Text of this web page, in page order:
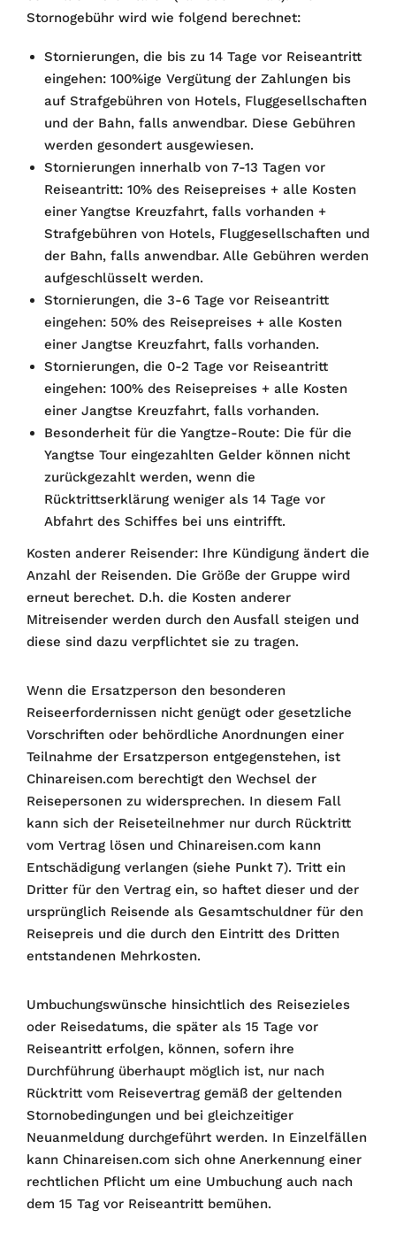
Stornogebühr wird wie folgend berechnet:
Stornierungen, die bis zu 14 Tage vor Reiseantritt
eingehen: 100%ige Vergütung der Zahlungen bis
auf Strafgebühren von Hotels, Fluggesellschaften
und der Bahn, falls anwendbar. Diese Gebühren
werden gesondert ausgewiesen.
Stornierungen innerhalb von 7-13 Tagen vor
Reiseantritt: 10% des Reisepreises + alle Kosten
einer Yangtse Kreuzfahrt, falls vorhanden +
Strafgebühren von Hotels, Fluggesellschaften und
der Bahn, falls anwendbar. Alle Gebühren werden
aufgeschlüsselt werden.
Stornierungen, die 3-6 Tage vor Reiseantritt
eingehen: 50% des Reisepreises + alle Kosten
einer Jangtse Kreuzfahrt, falls vorhanden.
Stornierungen, die 0-2 Tage vor Reiseantritt
eingehen: 100% des Reisepreises + alle Kosten
einer Jangtse Kreuzfahrt, falls vorhanden.
Besonderheit für die Yangtze-Route: Die für die
Yangtse Tour eingezahlten Gelder können nicht
zurückgezahlt werden, wenn die
Rücktrittserklärung weniger als 14 Tage vor
Abfahrt des Schiffes bei uns eintrifft.
Kosten anderer Reisender: Ihre Kündigung ändert die
Anzahl der Reisenden. Die Größe der Gruppe wird
erneut berechet. D.h. die Kosten anderer
Mitreisender werden durch den Ausfall steigen und
diese sind dazu verpflichtet sie zu tragen.
Wenn die Ersatzperson den besonderen
Reiseerfordernissen nicht genügt oder gesetzliche
Vorschriften oder behördliche Anordnungen einer
Teilnahme der Ersatzperson entgegenstehen, ist
Chinareisen.com berechtigt den Wechsel der
Reisepersonen zu widersprechen. In diesem Fall
kann sich der Reiseteilnehmer nur durch Rücktritt
vom Vertrag lösen und Chinareisen.com kann
Entschädigung verlangen (siehe Punkt 7). Tritt ein
Dritter für den Vertrag ein, so haftet dieser und der
ursprünglich Reisende als Gesamtschuldner für den
Reisepreis und die durch den Eintritt des Dritten
entstandenen Mehrkosten.
Umbuchungswünsche hinsichtlich des Reisezieles
oder Reisedatums, die später als 15 Tage vor
Reiseantritt erfolgen, können, sofern ihre
Durchführung überhaupt möglich ist, nur nach
Rücktritt vom Reisevertrag gemäß der geltenden
Stornobedingungen und bei gleichzeitiger
Neuanmeldung durchgeführt werden. In Einzelfällen
kann Chinareisen.com sich ohne Anerkennung einer
rechtlichen Pflicht um eine Umbuchung auch nach
dem 15 Tag vor Reiseantritt bemühen.